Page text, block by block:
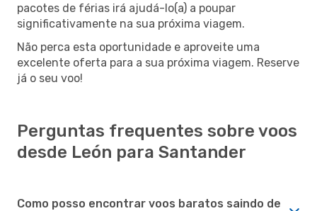
pacotes de férias irá ajudá-lo(a) a poupar
significativamente na sua próxima viagem.
Não perca esta oportunidade e aproveite uma
excelente oferta para a sua próxima viagem. Reserve
já o seu voo!
Perguntas frequentes sobre voos
desde León para Santander
Como posso encontrar voos baratos saindo de